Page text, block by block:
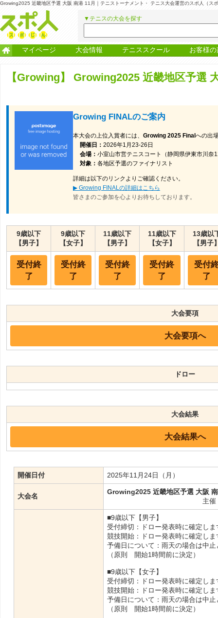
Growing2025 近畿地区予選 大阪 南港 11月｜テニストーナメント・ テニス大会運営のスポ人（ス
▼テニスの大会を探す
マイページ 大会情報 テニススクール お客様の
【Growing】 Growing2025 近畿地区予選
Growing FINALのご案内
本大会の上位入賞者には、 Growing 2025 Final への出
開催日：2026年1月23-26日
会場：小室山市営テニスコート（静岡県伊東市川奈
対象：各地区予選のファイナリスト
詳細は以下のリンクよりご確認ください。
▶ Growing FINALの詳細はこちら
皆さまのご参加を心よりお待ちしております。
9歳以下
【男子】
9歳以下
【女子】
11歳以下
【男子】
11歳以下
【女子】
13歳以
【男子
受付終
了
受付終
了
受付終
了
受付終
了
受付
了
大会要項
大会要項へ
ドロー
大会結果
大会結果へ
開催日付 2025年11月24日（月）
大会名
Growing2025 近畿地区予選 大阪
主催
■9歳以下【男子】
受付締切：ドロー発表時に確定し
競技開始：ドロー発表時に確定し
予備日について：雨天の場合は中止
（原則 開始1時間前に決定）
■9歳以下【女子】
受付締切：ドロー発表時に確定し
競技開始：ドロー発表時に確定し
予備日について：雨天の場合は中止
（原則 開始1時間前に決定）